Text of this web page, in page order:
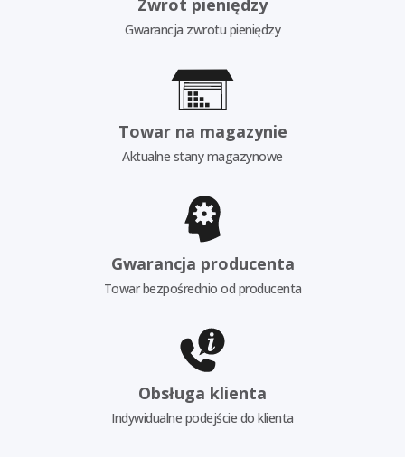
Zwrot pieniędzy
Gwarancja zwrotu pieniędzy
Towar na magazynie
Aktualne stany magazynowe
Gwarancja producenta
Towar bezpośrednio od producenta
Obsługa klienta
Indywidualne podejście do klienta